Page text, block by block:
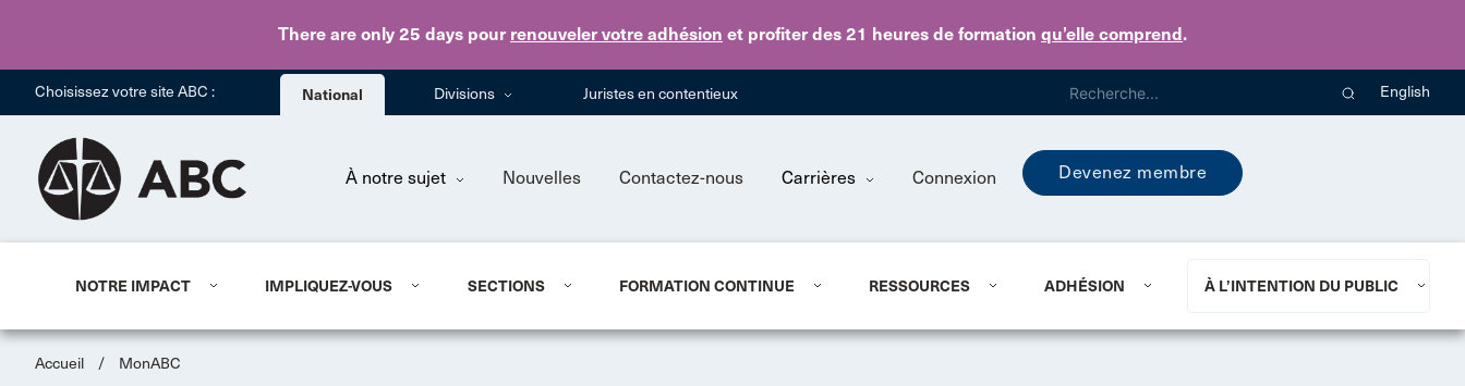
There are only 25 days pour renouveler votre adhésion et profiter des 21 heures de formation qu’elle comprend.
Skip to main content
Choisissez votre site ABC : National Divisions Juristes en contentieux English
À notre sujet Nouvelles Contactez-nous Carrières Connexion Devenez membre
NOTRE IMPACT IMPLIQUEZ-VOUS SECTIONS FORMATION CONTINUE RESSOURCES ADHÉSION À L’INTENTION DU PUBLIC
Accueil / MonABC